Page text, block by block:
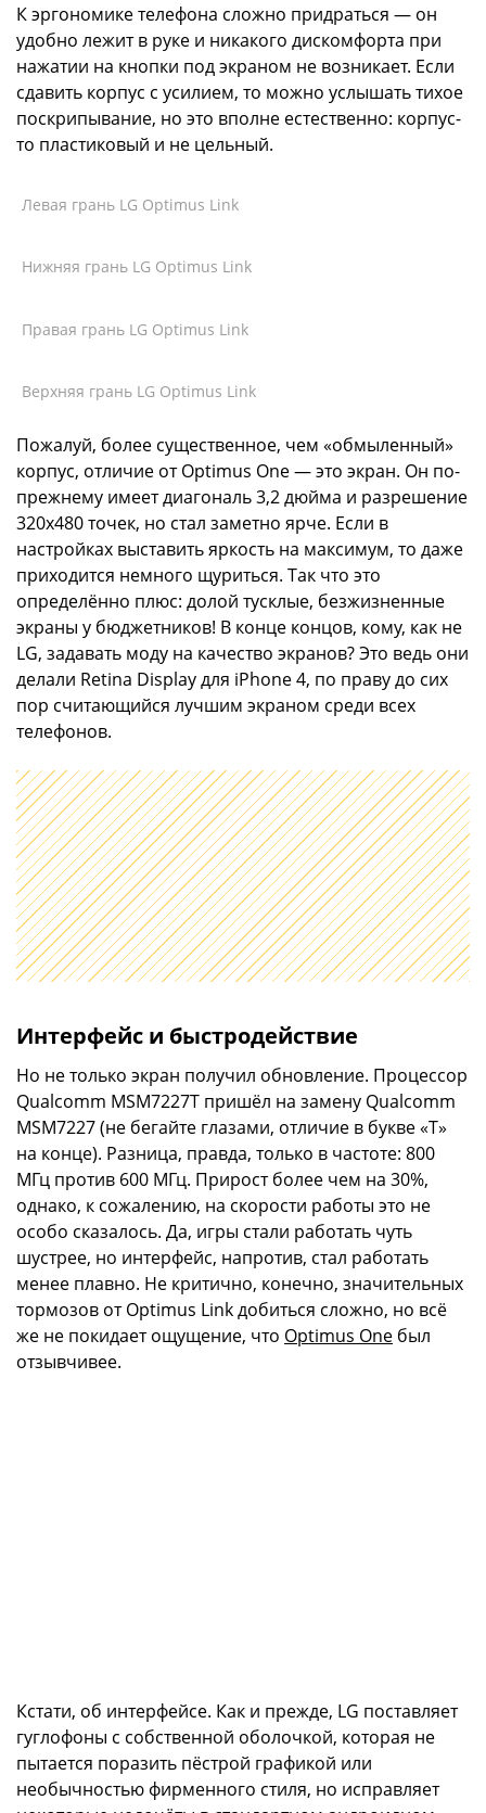
К эргономике телефона сложно придраться — он
удобно лежит в руке и никакого дискомфорта при
нажатии на кнопки под экраном не возникает. Если
сдавить корпус с усилием, то можно услышать тихое
поскрипывание, но это вполне естественно: корпус-
то пластиковый и не цельный.
Левая грань LG Optimus Link
Нижняя грань LG Optimus Link
Правая грань LG Optimus Link
Верхняя грань LG Optimus Link
Пожалуй, более существенное, чем «обмыленный»
корпус, отличие от Optimus One — это экран. Он по-
прежнему имеет диагональ 3,2 дюйма и разрешение
320х480 точек, но стал заметно ярче. Если в
настройках выставить яркость на максимум, то даже
приходится немного щуриться. Так что это
определённо плюс: долой тусклые, безжизненные
экраны у бюджетников! В конце концов, кому, как не
LG, задавать моду на качество экранов? Это ведь они
делали Retina Display для iPhone 4, по праву до сих
пор считающийся лучшим экраном среди всех
телефонов.
Интерфейс и быстродействие
Но не только экран получил обновление. Процессор
Qualcomm MSM7227T пришёл на замену Qualcomm
MSM7227 (не бегайте глазами, отличие в букве «Т»
на конце). Разница, правда, только в частоте: 800
МГц против 600 МГц. Прирост более чем на 30%,
однако, к сожалению, на скорости работы это не
особо сказалось. Да, игры стали работать чуть
шустрее, но интерфейс, напротив, стал работать
менее плавно. Не критично, конечно, значительных
тормозов от Optimus Link добиться сложно, но всё
же не покидает ощущение, что Optimus One был
отзывчивее.
Кстати, об интерфейсе. Как и прежде, LG поставляет
гуглофоны с собственной оболочкой, которая не
пытается поразить пёстрой графикой или
необычностью фирменного стиля, но исправляет